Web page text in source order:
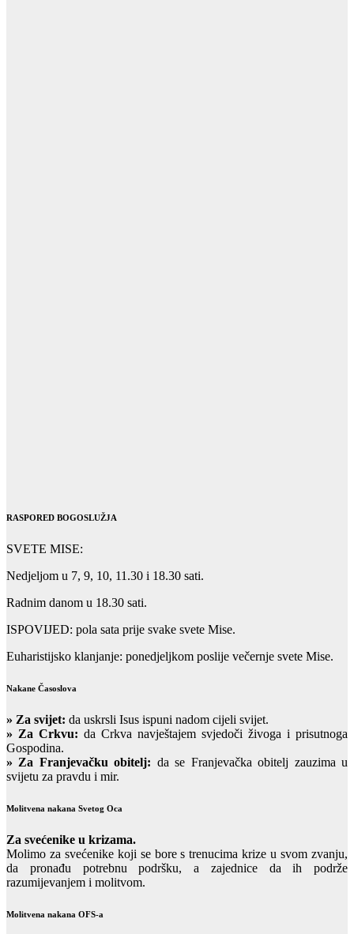
RASPORED BOGOSLUŽJA
SVETE MISE:
Nedjeljom u 7, 9, 10, 11.30 i 18.30 sati.
Radnim danom u 18.30 sati.
ISPOVIJED: pola sata prije svake svete Mise.
Euharistijsko klanjanje: ponedjeljkom poslije večernje svete Mise.
Nakane Časoslova
» Za svijet: da uskrsli Isus ispuni nadom cijeli svijet.
» Za Crkvu: da Crkva navještajem svjedoči živoga i prisutnoga
Gospodina.
» Za Franjevačku obitelj: da se Franjevačka obitelj zauzima u
svijetu za pravdu i mir.
Molitvena nakana Svetog Oca
Za svećenike u krizama.
Molimo za svećenike koji se bore s trenucima krize u svom zvanju,
da pronađu potrebnu podršku, a zajednice da ih podrže
razumijevanjem i molitvom.
Molitvena nakana OFS-a